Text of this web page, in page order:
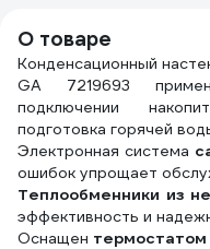
О товаре
Конденсационный
GA 7219693
подключении
подготовка горячей
Электронная система
ошибок упрощает
Теплообменники из
эффективность и
Оснащен термостатом